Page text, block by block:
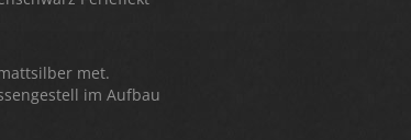
met.
im Aufbau